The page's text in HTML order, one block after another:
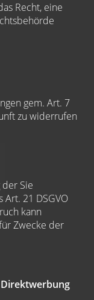
Recht, eine
gem. Art. 7
zu widerrufen
Sie
21 DSGVO
kann
Zwecke der